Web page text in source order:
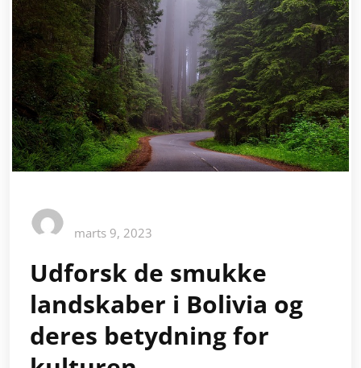
marts 9, 2023
Udforsk de smukke
landskaber i Bolivia og
deres betydning for